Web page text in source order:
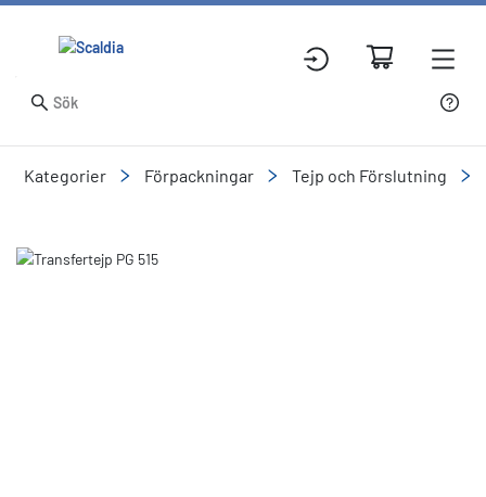
Kategorier Förpackningar Tejp och Förslutning
Slide 1 of 1